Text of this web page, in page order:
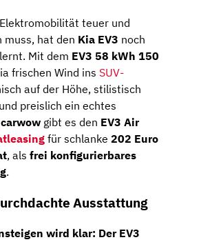
teuer und
muss, hat den Kia EV3 noch
Mit dem EV3 58 kWh 150
frischen Wind ins SUV-
auf der Höhe, stilistisch
preislich ein echtes
carwow gibt es den EV3 Air
für schlanke 202 Euro
, als frei konfigurierbares
.
Ausstattung
wird klar: Der EV3